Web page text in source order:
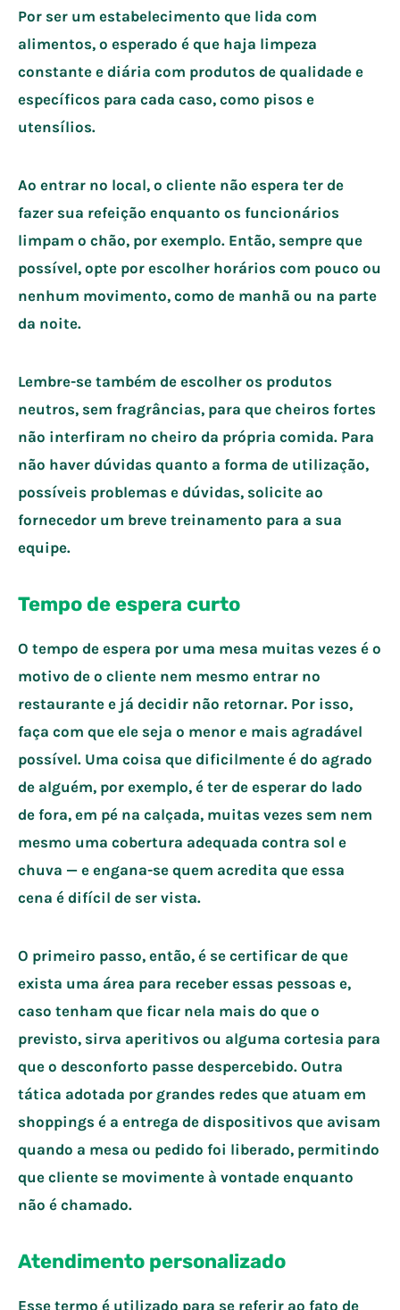
Por ser um estabelecimento que lida com
alimentos, o esperado é que haja limpeza
constante e diária com produtos de qualidade e
específicos para cada caso, como pisos e
utensílios.
Ao entrar no local, o cliente não espera ter de
fazer sua refeição enquanto os funcionários
limpam o chão, por exemplo. Então, sempre que
possível, opte por escolher horários com pouco ou
nenhum movimento, como de manhã ou na parte
da noite.
Lembre-se também de escolher os produtos
neutros, sem fragrâncias, para que cheiros fortes
não interfiram no cheiro da própria comida. Para
não haver dúvidas quanto a forma de utilização,
possíveis problemas e dúvidas, solicite ao
fornecedor um breve treinamento para a sua
equipe.
Tempo de espera curto
O tempo de espera por uma mesa muitas vezes é o
motivo de o cliente nem mesmo entrar no
restaurante e já decidir não retornar. Por isso,
faça com que ele seja o menor e mais agradável
possível. Uma coisa que dificilmente é do agrado
de alguém, por exemplo, é ter de esperar do lado
de fora, em pé na calçada, muitas vezes sem nem
mesmo uma cobertura adequada contra sol e
chuva — e engana-se quem acredita que essa
cena é difícil de ser vista.
O primeiro passo, então, é se certificar de que
exista uma área para receber essas pessoas e,
caso tenham que ficar nela mais do que o
previsto, sirva aperitivos ou alguma cortesia para
que o desconforto passe despercebido. Outra
tática adotada por grandes redes que atuam em
shoppings é a entrega de dispositivos que avisam
quando a mesa ou pedido foi liberado, permitindo
que cliente se movimente à vontade enquanto
não é chamado.
Atendimento personalizado
Esse termo é utilizado para se referir ao fato de